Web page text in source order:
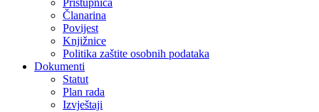
Pristupnica
Članarina
Povijest
Knjižnice
Politika zaštite osobnih podataka
Dokumenti
Statut
Plan rada
Izvještaji